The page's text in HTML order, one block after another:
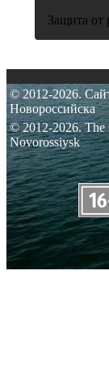
Защита от
© 2012-2026.
Новороссийска
© 2012-2026. The
Novorossiysk